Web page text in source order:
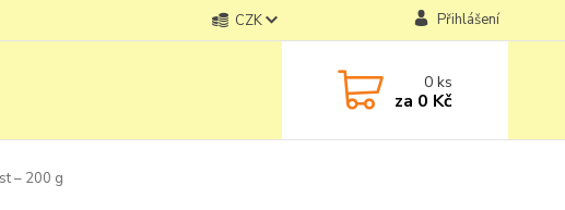
CZK Přihlášení
0ks
za 0 Kč
– 200 g